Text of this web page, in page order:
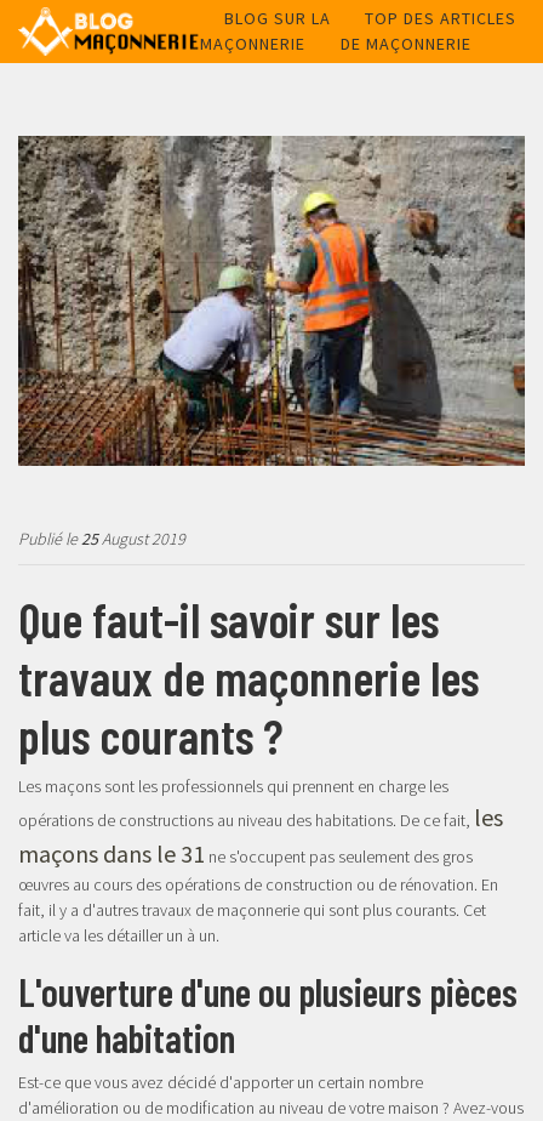
BLOG SUR LA
MAÇONNERIE
TOP DES ARTICLES
DE MAÇONNERIE
Publié le25August 2019
Que faut-il savoir sur les
travaux de maçonnerie les
plus courants ?
Les maçons sont les professionnels qui prennent en charge les
opérations de constructions au niveau des habitations. De ce fait, les
maçons dans le 31 ne s'occupent pas seulement des gros
œuvres au cours des opérations de construction ou de rénovation. En
fait, il y a d'autres travaux de maçonnerie qui sont plus courants. Cet
article va les détailler un à un.
L'ouverture d'une ou plusieurs pièces
d'une habitation
Est-ce que vous avez décidé d'apporter un certain nombre
d'amélioration ou de modification au niveau de votre maison ? Avez-vous